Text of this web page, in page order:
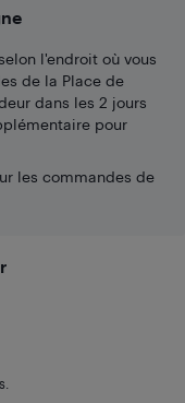
l'endroit où vous
de la Place de
dans les 2 jours
pour
les commandes de